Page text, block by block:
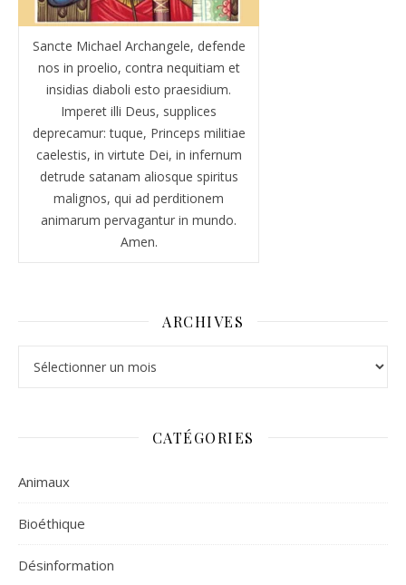
Sancte Michael Archangele, defende
nos in proelio, contra nequitiam et
insidias diaboli esto praesidium.
Imperet illi Deus, supplices
deprecamur: tuque, Princeps militiae
caelestis, in virtute Dei, in infernum
detrude satanam aliosque spiritus
malignos, qui ad perditionem
animarum pervagantur in mundo.
Amen.
ARCHIVES
CATÉGORIES
Animaux
Bioéthique
Désinformation